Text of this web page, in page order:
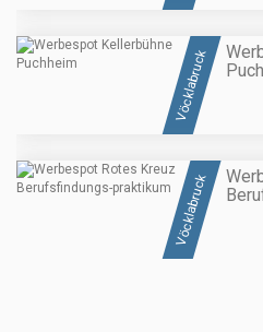
Vöcklabruck
Vöcklabruck